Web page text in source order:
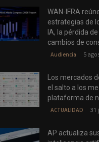
WAN-IFRA
estrategias de
IA, la pérdida
cambios de
Audiencia 5
Los mercados
el salto a los
plataforma de
ACTUALIDAD 31
AP actualiza